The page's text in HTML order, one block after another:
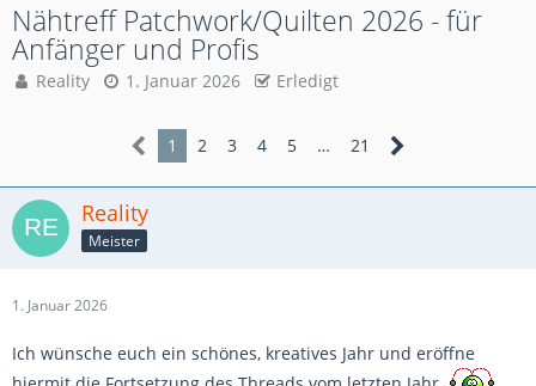
Nähtreff Patchwork/Quilten 2026 - für
Anfänger und Profis
Reality 1. Januar 2026 Erledigt
1 2 3 4 5 … 21
Reality
Meister
1. Januar 2026
Ich wünsche euch ein schönes, kreatives Jahr und eröffne